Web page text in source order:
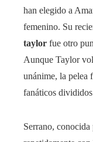
han elegido a
femenino. Su
taylor fue otro
Aunque Taylor
unánime, la pelea
fanáticos
Serrano,